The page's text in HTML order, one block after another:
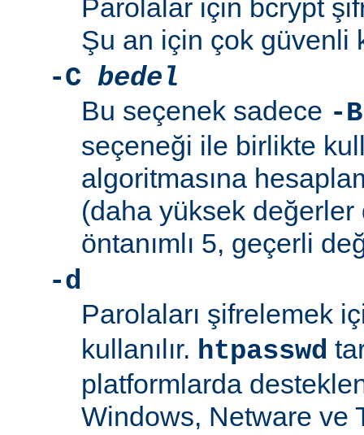
Parolalar için bcrypt
Şu an için çok güvenli
-C bedel
Bu seçenek sadece -B
seçeneği ile birlikte
algoritmasına
(daha yüksek
öntanımlı 5, geçerli
-d
Parolaları şifrelemek
kullanılır. htpasswd
platformlarda
Windows, Netware ve